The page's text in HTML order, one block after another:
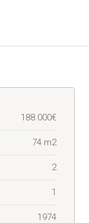
188.000€
74 m2
2
1
1974